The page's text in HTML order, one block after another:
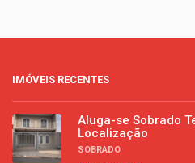
IMÓVEIS RECENTES
Aluga-se Sobrado
Localização
SOBRADO